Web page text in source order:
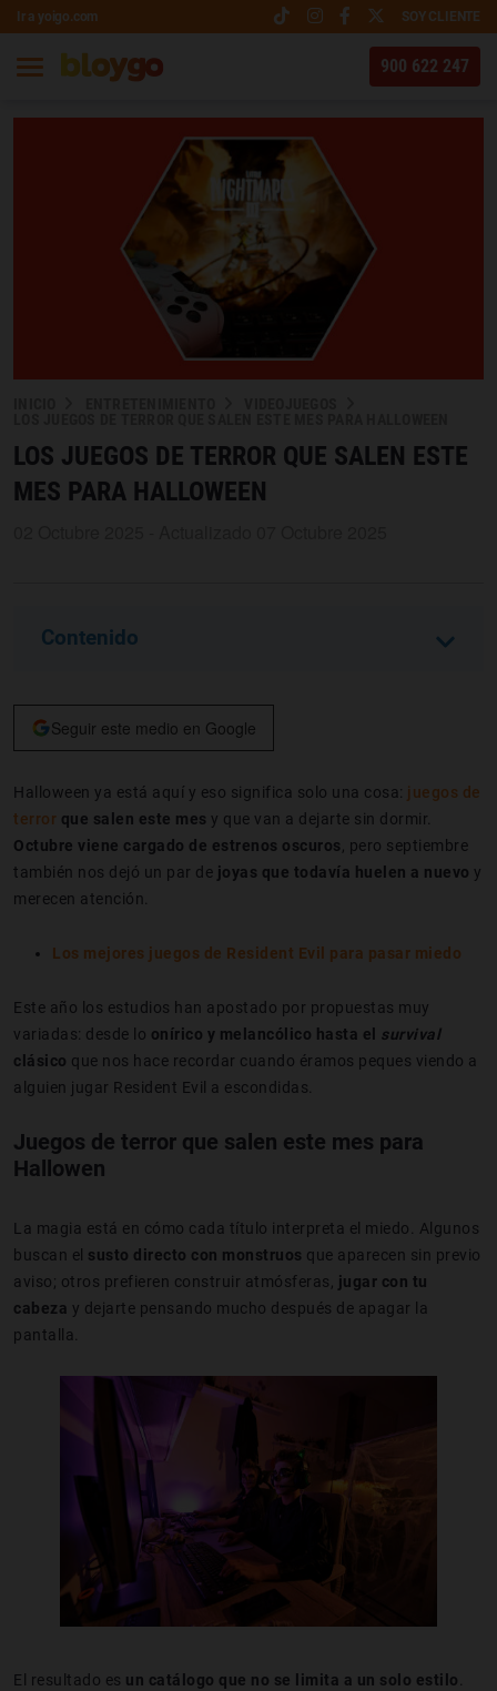
Ir a yoigo.com SOY CLIENTE
900 622 247
LOS JUEGOS DE TERROR QUE SALEN ESTE
MES PARA HALLOWEEN
Contenido
Seguir este medio en Google
Halloween ya está aquí y eso significa solo una cosa: juegos de
terror que salen este mes y que van a dejarte sin dormir.
Octubre viene cargado de estrenos oscuros , pero septiembre
también nos dejó un par de joyas que todavía huelen a nuevo y
merecen atención.
Los mejores juegos de Resident Evil para pasar miedo
Este año los estudios han apostado por propuestas muy
variadas: desde lo onírico y melancólico hasta el survival
clásico que nos hace recordar cuando éramos peques viendo a
alguien jugar Resident Evil a escondidas.
Juegos de terror que salen este mes para
Hallowen
La magia está en cómo cada título interpreta el miedo. Algunos
buscan el susto directo con monstruos que aparecen sin previo
aviso; otros prefieren construir atmósferas, jugar con tu
cabeza y dejarte pensando mucho después de apagar la
pantalla.
El resultado es un catálogo que no se limita a un solo estilo.